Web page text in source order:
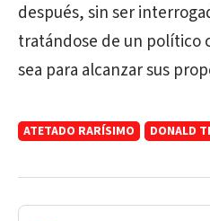
después, sin ser
tratándose de un político
sea para alcanzar sus
ATETADO RARÍSIMO DONALD